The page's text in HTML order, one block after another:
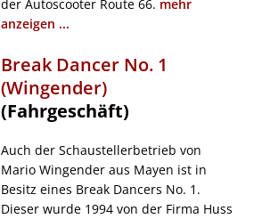
der Autoscooter Route 66. mehr
anzeigen ...
Break Dancer No. 1
(Wingender)
(Fahrgeschäft)
Auch der Schaustellerbetrieb von
Mario Wingender aus Mayen ist in
Besitz eines Break Dancers No. 1.
Dieser wurde 1994 von der Firma Huss